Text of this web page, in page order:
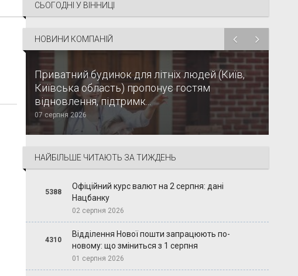
СЬОГОДНІ У ВІННИЦІ
НОВИНИ КОМПАНІЙ
Приватний будинок для літніх людей (Київ,
Київська область) пропонує гостям
відновлення, підтримк...
07 серпня 2026
НАЙБІЛЬШЕ ЧИТАЮТЬ ЗА ТИЖДЕНЬ
5388
Офіційний курс валют на 2 серпня: дані
Нацбанку
02 серпня 2026
4310
Відділення Нової пошти запрацюють по-
новому: що зміниться з 1 серпня
01 серпня 2026